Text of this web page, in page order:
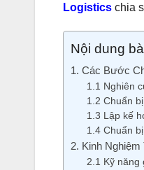
Logistics chia
Nội dung
1. Các Bước
1.1 Nghiên
1.2 Chuẩn
1.3 Lập kế
1.4 Chuẩn
2. Kinh
2.1 Kỹ năng